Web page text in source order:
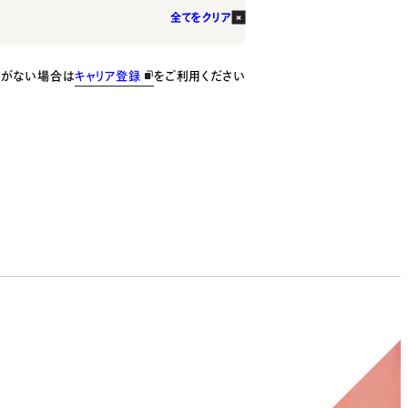
全てをクリア
ない場合はキャリア登録 をご利用ください